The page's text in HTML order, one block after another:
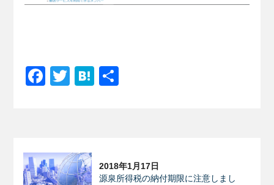
Facebook
TwitterHatena
2018年1月17日
源泉所得税の納付期限に注意しまし